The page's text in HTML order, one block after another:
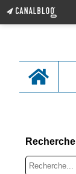
Home
Recherche